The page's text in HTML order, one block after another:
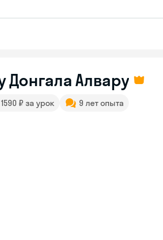
Донгала Алвару
₽ за урок 9 лет опыта